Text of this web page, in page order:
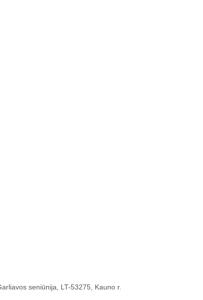
seniūnija, LT-53275, Kauno r.